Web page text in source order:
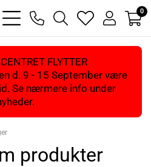
bars
light
phone
magnifying
glass
heart
light
user
light
0
FLYTTER
d. 9 - 15 September være
Se nærmere info under
produkter